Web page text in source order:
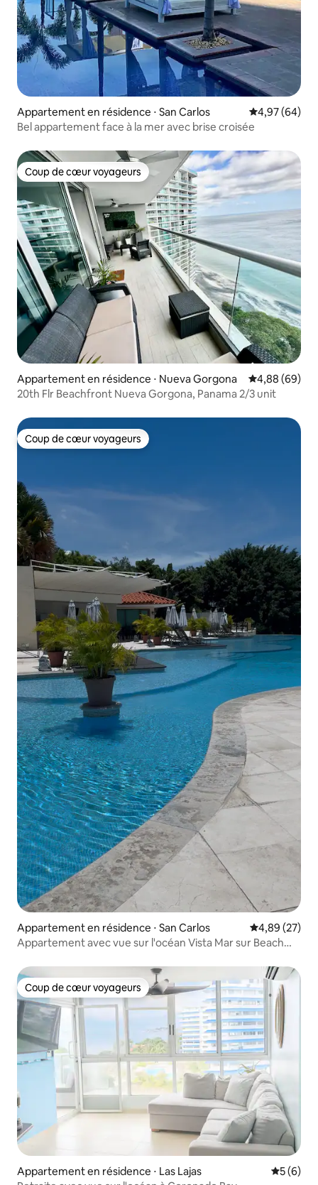
Appartement en résidence ⋅ San Carlos Évaluation
4,97 (64)
Bel appartement face à la mer avec brise croisée
Coup de cœur voyageurs
Coup de cœur voyageurs
Appartement en résidence ⋅ Nueva Gorgona Évaluation
4,88 (69)
20th Flr Beachfront Nueva Gorgona, Panama 2/3 unit
Coup de cœur voyageurs
Coup de cœur voyageurs
Appartement en résidence ⋅ San Carlos Évaluation
4,89 (27)
Appartement avec vue sur l'océan Vista Mar sur Beach
Coup de cœur voyageurs
Coup de cœur voyageurs
Appartement en résidence ⋅ Las Lajas
5 (6)